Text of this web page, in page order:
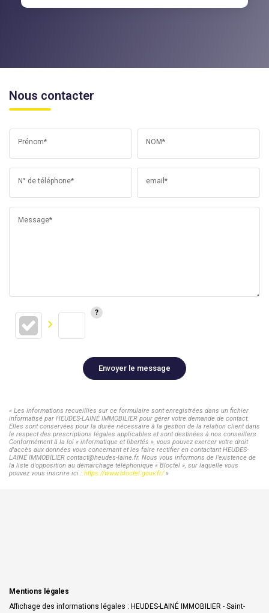
Nous contacter
Prénom* NOM*
N° de téléphone* email*
Message*
Envoyer le message
« Les informations recueillies sur ce formulaire sont enregistrées dans un fichier
informatisé par HEUDES-LAINÉ IMMOBILIER pour gérer votre demande de contact.
Elles sont conservées pour la durée nécessaire à la gestion de la relation client dans
le respect des prescriptions légales applicables et sont destinées à nos conseillers
Conformément à la loi « informatique et libertés », vous pouvez exercer votre droit
d'accès aux données vous concernant et les faire rectifier en contactant HEUDES-
LAINÉ IMMOBILIER contact@heudes-laine.fr. Nous vous informons de l'existence de
la liste d'opposition au démarchage téléphonique « Bloctel », sur laquelle vous
pouvez vous inscrire ici : https://www.bloctel.gouv.fr/»
Mentions légales
Affichage des informations légales : HEUDES-LAINÉ IMMOBILIER - Saint-